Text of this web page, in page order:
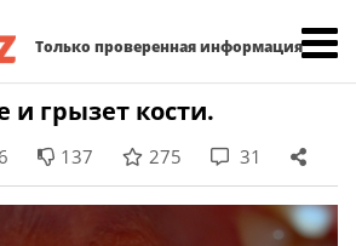
Только проверенная информация
и грызет кости.
137 275 31